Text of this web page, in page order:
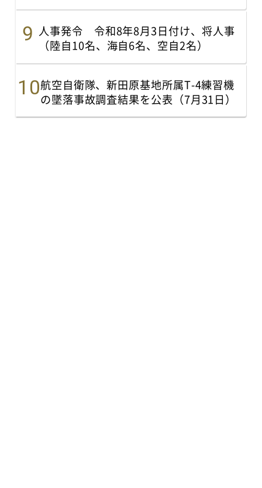
人事発令 令和8年8月3日付け、将人事
（陸自10名、海自6名、空自2名）
航空自衛隊、新田原基地所属T-4練習機
の墜落事故調査結果を公表（7月31日）